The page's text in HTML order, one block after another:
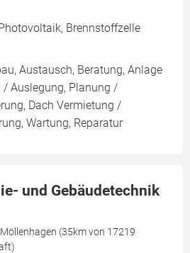
Brennstoffzelle
Austausch, Beratung, Anlage
Auslegung, Planung /
Dach Vermietung /
Wartung, Reparatur
und Gebäudetechnik
(35km von 17219